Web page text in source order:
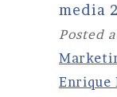
media
Posted
Enrique